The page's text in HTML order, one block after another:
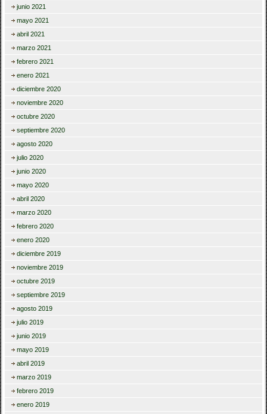
junio 2021
mayo 2021
abril 2021
marzo 2021
febrero 2021
enero 2021
diciembre 2020
noviembre 2020
octubre 2020
septiembre 2020
agosto 2020
julio 2020
junio 2020
mayo 2020
abril 2020
marzo 2020
febrero 2020
enero 2020
diciembre 2019
noviembre 2019
octubre 2019
septiembre 2019
agosto 2019
julio 2019
junio 2019
mayo 2019
abril 2019
marzo 2019
febrero 2019
enero 2019